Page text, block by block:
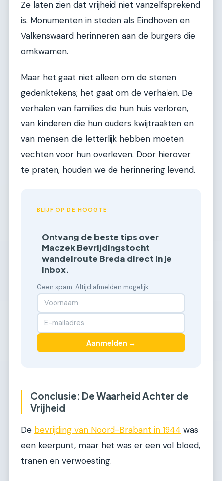
Ze laten zien dat vrijheid niet vanzelfsprekend
is. Monumenten in steden als Eindhoven en
Valkenswaard herinneren aan de burgers die
omkwamen.
Maar het gaat niet alleen om de stenen
gedenktekens; het gaat om de verhalen. De
verhalen van families die hun huis verloren,
van kinderen die hun ouders kwijtraakten en
van mensen die letterlijk hebben moeten
vechten voor hun overleven. Door hierover
te praten, houden we de herinnering levend.
BLIJF OP DE HOOGTE
Ontvang de beste tips over
Maczek Bevrijdingstocht
wandelroute Breda direct in je
inbox.
Geen spam. Altijd afmelden mogelijk.
Aanmelden →
Conclusie: De Waarheid Achter de
Vrijheid
De bevrijding van Noord-Brabant in 1944 was
een keerpunt, maar het was er een vol bloed,
tranen en verwoesting.